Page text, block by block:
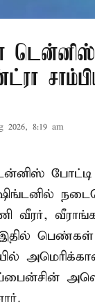
2026, 8:19 am
வீரர்,
பெண்கள்